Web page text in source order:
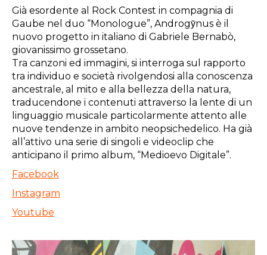
Già esordente al Rock Contest in compagnia di
Gaube nel duo “Monologue”, Androgy̆nus è il
nuovo progetto in italiano di Gabriele Bernabò,
giovanissimo grossetano.
Tra canzoni ed immagini, si interroga sul rapporto
tra individuo e società rivolgendosi alla conoscenza
ancestrale, al mito e alla bellezza della natura,
traducendone i contenuti attraverso la lente di un
linguaggio musicale particolarmente attento alle
nuove tendenze in ambito neopsichedelico. Ha già
all’attivo una serie di singoli e videoclip che
anticipano il primo album, “Medioevo Digitale”.
Facebook
Instagram
Youtube